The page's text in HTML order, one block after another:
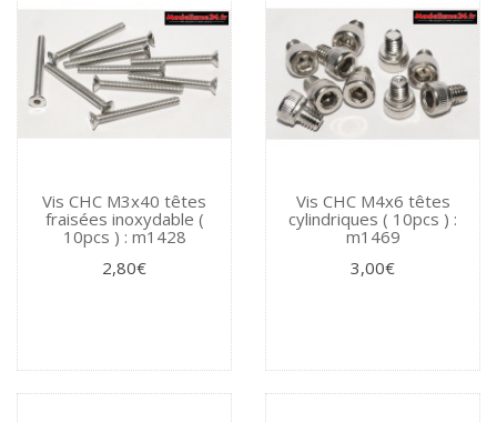
Vis CHC M3x40 têtes
fraisées inoxydable (
10pcs ) : m1428
2,80€
Vis CHC M4x6 têtes
cylindriques ( 10pcs ) :
m1469
3,00€